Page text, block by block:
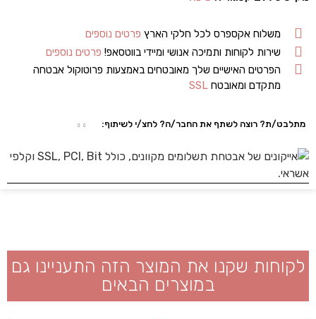
משלוח אקספרס לכל חלקי הארץ פרטים נוספים
שירות לקוחות ותמיכה אנושי ומיידי בווטסאפ! פרטים נוספים
הפרטים האישיים שלך מאובטחים באמצעות פרוטוקול אבטחה
מתקדם ומאובטחSSL
מתלבט/ת? רוצה לשתף את החבר/ה? לחצ/י לשיתוף:
לקוחות שקנו את המוצר הזה התעניינו גם
במוצרים הבאים